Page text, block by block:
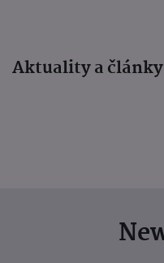
Aktuality a články